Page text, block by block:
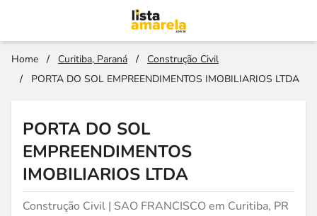
Home / Curitiba, Paraná /
Construção Civil
/
PORTA DO SOL EMPREENDIMENTOS IMOBILIARIOS LTDA
PORTA DO SOL
EMPREENDIMENTOS
IMOBILIARIOS LTDA
Construção Civil | SAO FRANCISCO em Curitiba, PR